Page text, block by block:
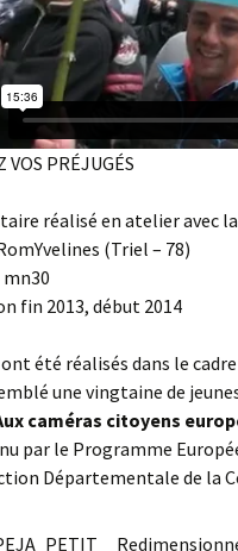
VOS PRÉJUGÉS
réalisé en atelier avec
(Triel – 78)
mn30
fin 2013, début 2014
été réalisés dans le
une vingtaine de
caméras citoyens
par le Programme
Départementale de la